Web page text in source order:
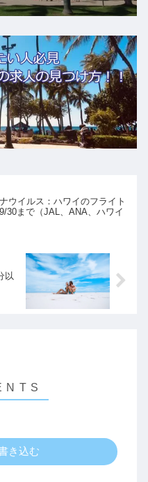
ウイルス：ハワイのフライト
30まで（JAL、ANA、ハワイ
以
き込む